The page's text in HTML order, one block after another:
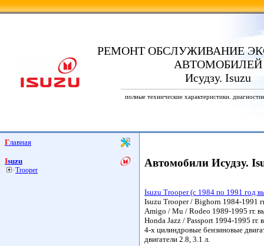
РЕМОНТ ОБСЛУЖИВАНИЕ
АВТОМОБИЛЕЙ
Исудзу. Isuzu
полные технические характеристики.
Главная
Isuzu
Trooper
Автомобили Исудзу.
Isuzu Trooper (с 1984 по 1991 год
Isuzu Trooper / Bighorn 1984-1991
Amigo / Mu / Rodeo 1989-1995 гг.
Honda Jazz / Passport 1994-1995 гг.
4-х цилиндровые бензиновые
двигатели 2.8, 3.1 л.